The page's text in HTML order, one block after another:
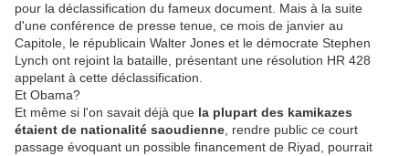
pour la déclassification du fameux document. Mais à la suite
d'une conférence de presse tenue, ce mois de janvier au
Capitole, le républicain Walter Jones et le démocrate Stephen
Lynch ont rejoint la bataille, présentant une résolution HR 428
appelant à cette déclassification.
Et Obama?
Et même si l'on savait déjà que la plupart des kamikazes
étaient de nationalité saoudienne , rendre public ce court
passage évoquant un possible financement de Riyad, pourrait